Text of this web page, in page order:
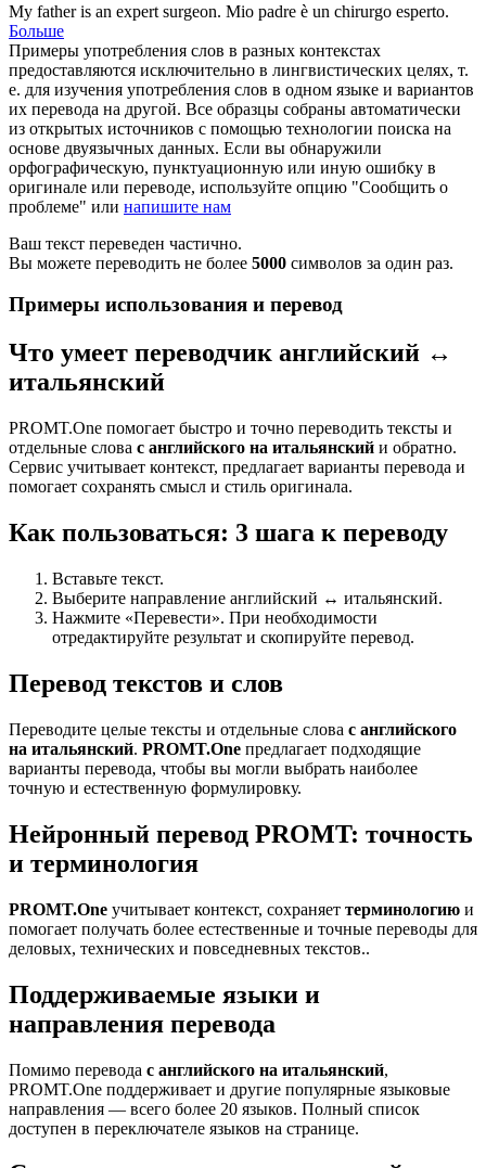
My father is an expert surgeon. Mio padre è un chirurgo esperto.
Больше
Примеры употребления слов в разных контекстах
предоставляются исключительно в лингвистических целях, т.
е. для изучения употребления слов в одном языке и вариантов
их перевода на другой. Все образцы собраны автоматически
из открытых источников с помощью технологии поиска на
основе двуязычных данных. Если вы обнаружили
орфографическую, пунктуационную или иную ошибку в
оригинале или переводе, используйте опцию "Сообщить о
проблеме" или напишите нам
Ваш текст переведен частично.
Вы можете переводить не более 5000 символов за один раз.
Примеры использования и перевод
Что умеет переводчик английский ↔
итальянский
PROMT.One помогает быстро и точно переводить тексты и
отдельные слова с английского на итальянский и обратно.
Сервис учитывает контекст, предлагает варианты перевода и
помогает сохранять смысл и стиль оригинала.
Как пользоваться: 3 шага к переводу
Вставьте текст.
Выберите направление английский ↔ итальянский.
Нажмите «Перевести». При необходимости
отредактируйте результат и скопируйте перевод.
Перевод текстов и слов
Переводите целые тексты и отдельные слова с английского
на итальянский. PROMT.One предлагает подходящие
варианты перевода, чтобы вы могли выбрать наиболее
точную и естественную формулировку.
Нейронный перевод PROMT: точность
и терминология
PROMT.One учитывает контекст, сохраняет терминологию и
помогает получать более естественные и точные переводы для
деловых, технических и повседневных текстов..
Поддерживаемые языки и
направления перевода
Помимо перевода с английского на итальянский,
PROMT.One поддерживает и другие популярные языковые
направления — всего более 20 языков. Полный список
доступен в переключателе языков на странице.